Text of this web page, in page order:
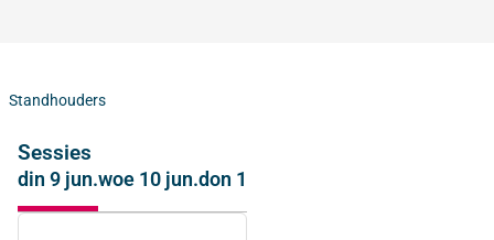
Standhouders
Sessies
din 9 jun.woe 10 jun.don 11 jun.